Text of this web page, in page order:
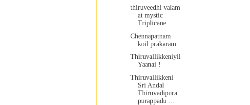
thiruveedhi valam
at mystic
Triplicane
Chennapatnam
koil prakaram
Thiruvallikkeniyil
Yaanai !
Thiruvallikkeni
Sri Andal
Thiruvadipura
purappadu ...